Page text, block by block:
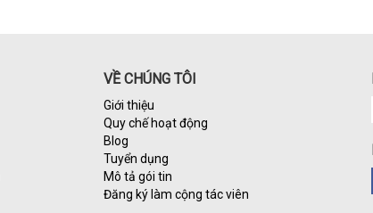
VỀ CHÚNG TÔI
Giới thiệu
Quy chế hoạt động
Blog
Tuyển dụng
Mô tả gói tin
Đăng ký làm cộng tác viên